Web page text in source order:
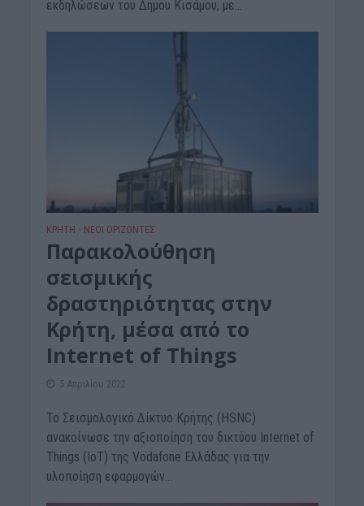
εκδηλώσεων του Δήμου Κισάμου, με...
ΚΡΗΤΗ • ΝΕΟΙ ΟΡΙΖΟΝΤΕΣ
Παρακολούθηση
σεισμικής
δραστηριότητας στην
Κρήτη, μέσα από το
Internet of Things
5 Απριλίου 2022
Το Σεισμολογικό Δίκτυο Κρήτης (HSNC)
ανακοίνωσε την αξιοποίηση του δικτύου Internet of
Things (IoT) της Vodafone Ελλάδας για την
υλοποίηση εφαρμογών...